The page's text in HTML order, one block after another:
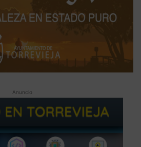
Anuncio